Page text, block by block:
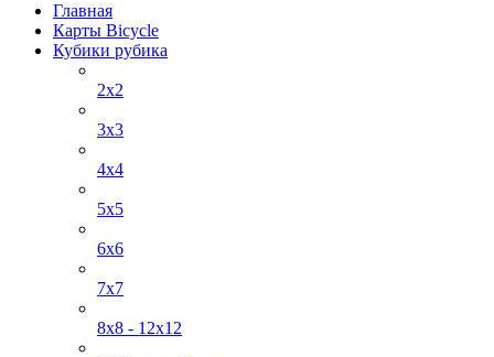
Главная
Карты Bicycle
Кубики рубика
2x2
3x3
4х4
5х5
6х6
7х7
8х8 - 12х12